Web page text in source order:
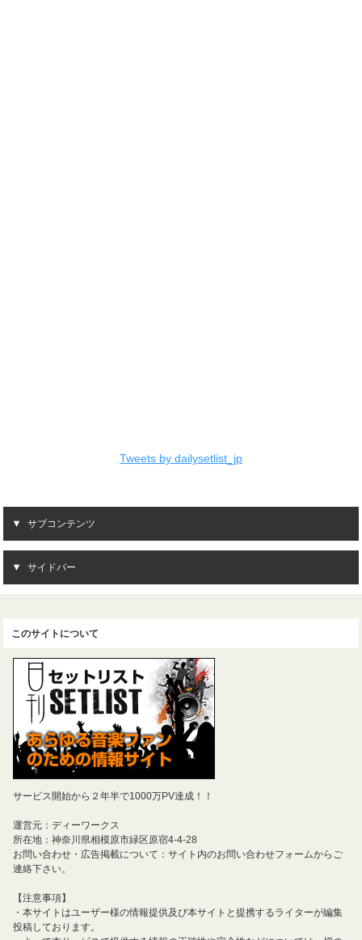
Tweets by dailysetlist_jp
サブコンテンツ
サイドバー
このサイトについて
サービス開始から２年半で1000万PV達成！！
運営元：ディーワークス
所在地：神奈川県相模原市緑区原宿4-4-28
お問い合わせ・広告掲載について：サイト内のお問い合わせフォームからご
連絡下さい。
【注意事項】
・本サイトはユーザー様の情報提供及び本サイトと提携するライターが編集
投稿しております。